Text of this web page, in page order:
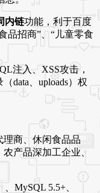
内链功能，利于百度
品招商”、“儿童零食
注入、XSS攻击，
data、uploads）权
理商、休闲食品品
产品深加工企业、
MySQL 5.5+、